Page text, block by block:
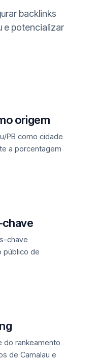
backlinks
e potencializar
origem
PB como cidade
a porcentagem
chave
público de
do rankeamento
de Camalau e